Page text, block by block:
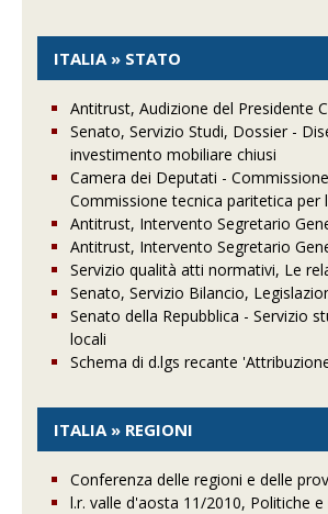
ITALIA » STATO
Antitrust, Audizione del Presidente
Senato, Servizio Studi, Dossier -
investimento mobiliare chiusi
Camera dei Deputati -
Commissione tecnica paritetica
Antitrust, Intervento Segretario
Antitrust, Intervento Segretario
Servizio qualità atti normativi, Le
Senato, Servizio Bilancio,
Senato della Repubblica - Servizio
locali
Schema di d.lgs recante
ITALIA » REGIONI
Conferenza delle regioni e delle
l.r. valle d'aosta 11/2010, Politiche